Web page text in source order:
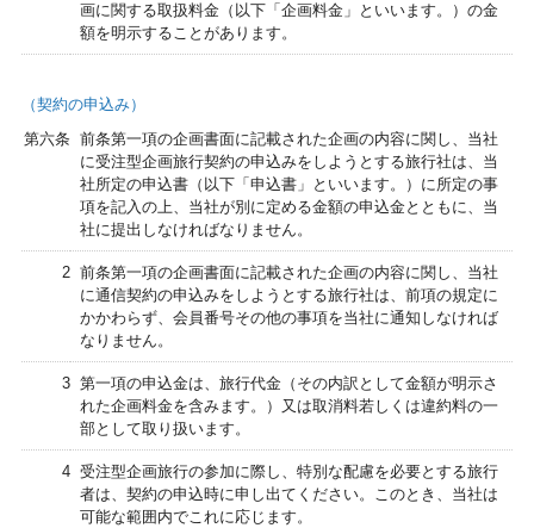
画に関する取扱料金（以下「企画料金」といいます。）の金
額を明示することがあります。
（契約の申込み）
第六条 前条第一項の企画書面に記載された企画の内容に関し、当社
に受注型企画旅行契約の申込みをしようとする旅行社は、当
社所定の申込書（以下「申込書」といいます。）に所定の事
項を記入の上、当社が別に定める金額の申込金とともに、当
社に提出しなければなりません。
2 前条第一項の企画書面に記載された企画の内容に関し、当社
に通信契約の申込みをしようとする旅行社は、前項の規定に
かかわらず、会員番号その他の事項を当社に通知しなければ
なりません。
3 第一項の申込金は、旅行代金（その内訳として金額が明示さ
れた企画料金を含みます。）又は取消料若しくは違約料の一
部として取り扱います。
4 受注型企画旅行の参加に際し、特別な配慮を必要とする旅行
者は、契約の申込時に申し出てください。このとき、当社は
可能な範囲内でこれに応じます。